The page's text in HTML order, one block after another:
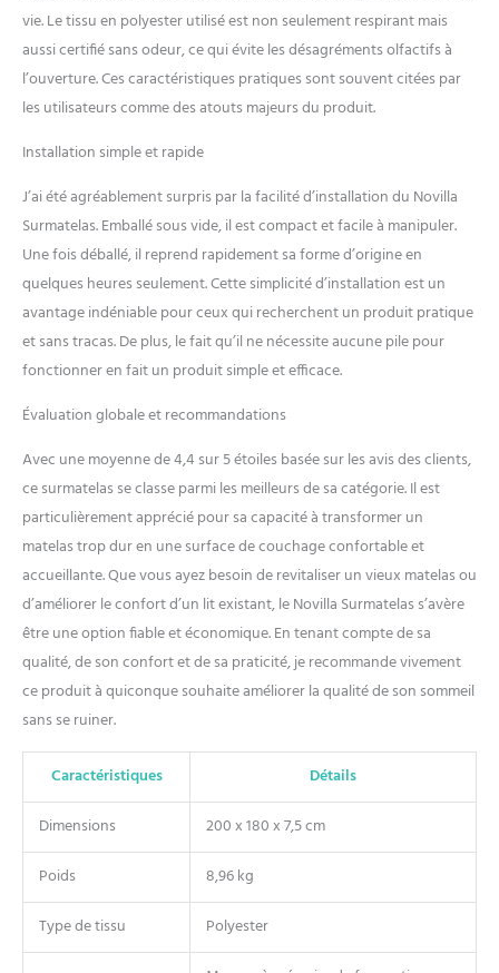
chaleur du corps,
permettant au corps de
maintenir une température
confortable pendant le
sommeil. La mousse
favorisant un sommeil
profond. ●【Un Produit
Plein De Sécurité】 Le
surmatelas 180x200 cm
Novilla a passé les
certifications strictes OEKO-
TEX et CertiPUR-US, le tissu
est doux pour la peau et
fiable, l'éponge ne dégage
permettant d'utiliser avec
dormir plus paisiblement.
●【Certifié & Fiable】 Le
surmatelas a passé les
certifications rigoureuses
Oeko-Tex (voir les détails
dans la section
“caractéristiques durables”
ci-dessous) et CertiPUR-US
(voir les détails en
recherchant “Novilla” sur le
site officiel de CertiPUR).
vie. Le tissu en polyester utilisé est non seulement respirant mais
aussi certifié sans odeur, ce qui évite les désagréments olfactifs à
l’ouverture. Ces caractéristiques pratiques sont souvent citées par
les utilisateurs comme des atouts majeurs du produit.
Installation simple et rapide
J’ai été agréablement surpris par la facilité d’installation du Novilla
Surmatelas. Emballé sous vide, il est compact et facile à manipuler.
Une fois déballé, il reprend rapidement sa forme d’origine en
quelques heures seulement. Cette simplicité d’installation est un
avantage indéniable pour ceux qui recherchent un produit pratique
et sans tracas. De plus, le fait qu’il ne nécessite aucune pile pour
fonctionner en fait un produit simple et efficace.
Évaluation globale et recommandations
Avec une moyenne de 4,4 sur 5 étoiles basée sur les avis des clients,
ce surmatelas se classe parmi les meilleurs de sa catégorie. Il est
particulièrement apprécié pour sa capacité à transformer un
matelas trop dur en une surface de couchage confortable et
accueillante. Que vous ayez besoin de revitaliser un vieux matelas ou
d’améliorer le confort d’un lit existant, le Novilla Surmatelas s’avère
être une option fiable et économique. En tenant compte de sa
qualité, de son confort et de sa praticité, je recommande vivement
ce produit à quiconque souhaite améliorer la qualité de son sommeil
sans se ruiner.
Caractéristiques
Détails
Dimensions
200 x 180 x 7,5 cm
Poids
8,96 kg
Type de tissu
Polyester